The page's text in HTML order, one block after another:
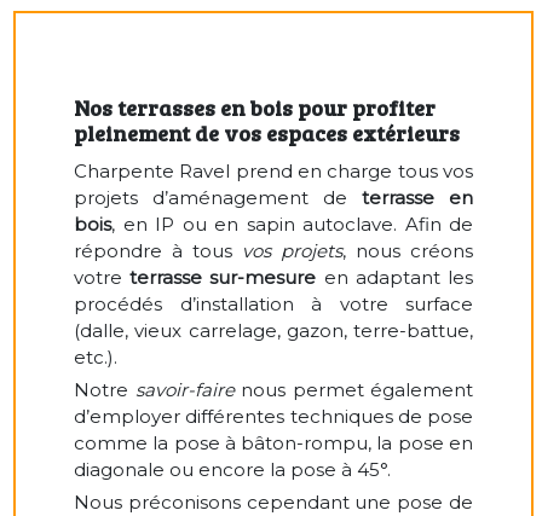
Nos terrasses en bois pour profiter
pleinement de vos espaces extérieurs
Charpente Ravel prend en charge tous vos
projets d’aménagement de terrasse en
bois, en IP ou en sapin autoclave. Afin de
répondre à tous vos projets, nous créons
votreterrasse sur-mesure en adaptant les
procédés d’installation à votre surface
(dalle, vieux carrelage, gazon, terre-battue,
etc.).
Notre savoir-fairenous permet également
d’employer différentes techniques de pose
comme la pose à bâton-rompu, la pose en
diagonale ou encore la pose à 45°.
Nous préconisons cependant une pose de